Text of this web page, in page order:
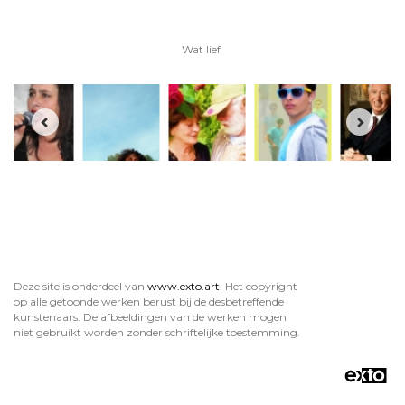
Wat lief
Deze site is onderdeel van www.exto.art . Het copyright
op alle getoonde werken berust bij de desbetreffende
kunstenaars. De afbeeldingen van de werken mogen
niet gebruikt worden zonder schriftelijke toestemming.